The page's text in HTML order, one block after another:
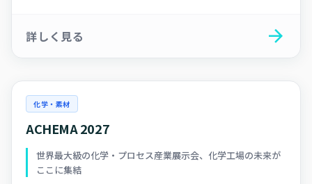
詳しく見る arrow_forward
化学・素材
ACHEMA 2027
世界最大級の化学・プロセス産業展示会、化学工場の未来が
ここに集結